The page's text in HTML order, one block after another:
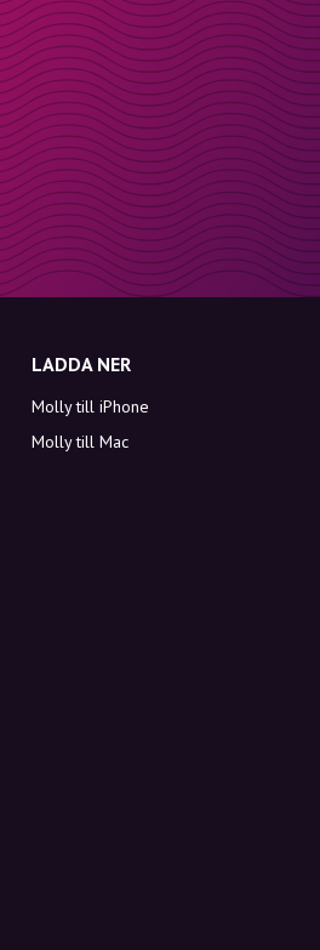
LADDA NER
Molly till iPhone
Molly till Mac